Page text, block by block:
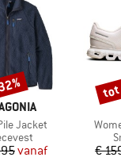
Jacket
Prijs
Verlaagde prijs
vanaf
€
tot